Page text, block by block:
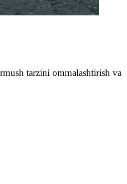
tarzini ommalashtirish va